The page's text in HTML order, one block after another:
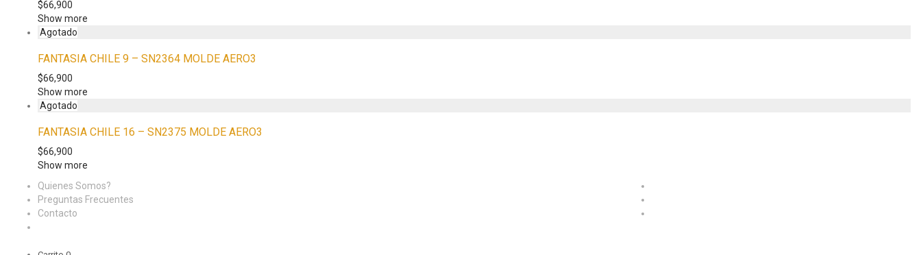
$66,900
Show more
FANTASIA CHILE 9 – SN2364 MOLDE AERO3
$66,900
Show more
FANTASIA CHILE 16 – SN2375 MOLDE AERO3
$66,900
Show more
Quienes Somos?
Preguntas Frecuentes
Contacto